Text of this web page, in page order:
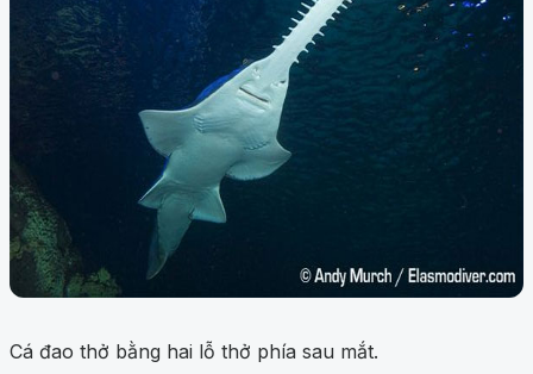
Cá đao thở bằng hai lỗ thở phía sau mắt.